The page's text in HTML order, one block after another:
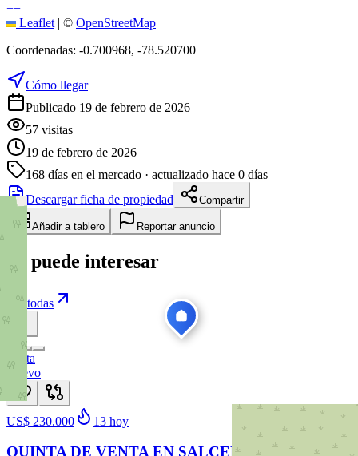
+−
Leaflet | © OpenStreetMap
Coordenadas: -0.700968, -78.520700
Cómo llegar
Publicado 19 de febrero de 2026
57 visitas
19 de febrero de 2026
168 días en el mercado · actualizado hace 0 días
Descargar ficha de propiedad
Compartir
Añadir a tablero Reportar anuncio
Te puede interesar
Ver todas
Venta
Nuevo
US$ 230.000 13 hoy
QUINTA DE VENTA EN SALCEDO SECTOR